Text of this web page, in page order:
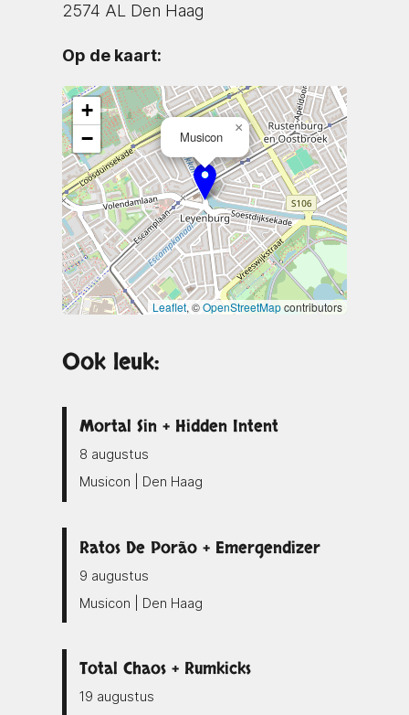
2574 AL Den Haag
Op de kaart:
Musicon
×
+
−
Leaflet, ©OpenStreetMapcontributors
Ook leuk:
Mortal Sin + Hidden Intent
8 augustus
Musicon | Den Haag
Ratos De Porão + Emergendizer
9 augustus
Musicon | Den Haag
Total Chaos + Rumkicks
19 augustus